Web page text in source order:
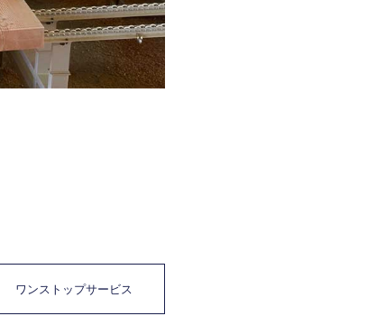
ワンストップサービス